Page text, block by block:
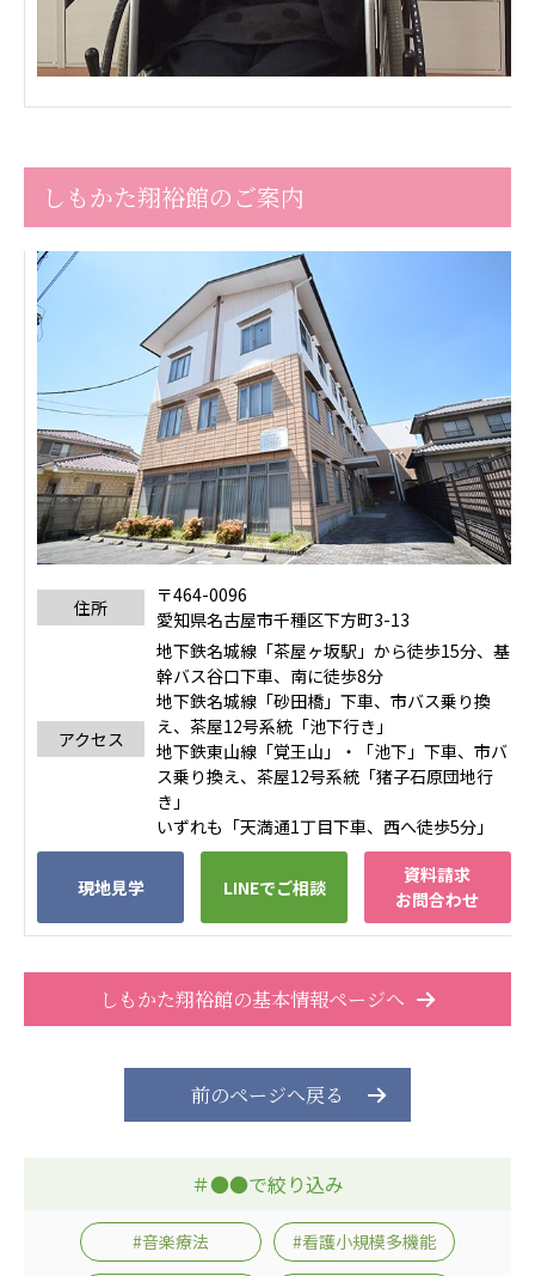
株式会社エネクト 株式会社 G.com R＆M
海外グループ会社
台灣善合股份有限公司
Hospital
クヴィアン小学校・カンボジア日本友好共生クヴ
ィアン中学校
カンボジア日本友好技術教育センター
NGO共生の家
G-COM JOINT STOCK COMPANY
海外子会社・合弁会社
瀋陽長者会
上海介護施設
広州谷豊園
しもかた翔裕館のご案内
住所
〒464-0096
愛知県名古屋市千種区下方町3-13
アクセス
地下鉄名城線「茶屋ヶ坂駅」から徒歩15分、基
幹バス谷口下車、南に徒歩8分
地下鉄名城線「砂田橋」下車、市バス乗り換
え、茶屋12号系統「池下行き」
地下鉄東山線「覚王山」・「池下」下車、市バ
ス乗り換え、茶屋12号系統「猪子石原団地行
き」
いずれも「天満通1丁目下車、西へ徒歩5分」
現地見学 LINEでご相談
資料請求
お問合わせ
しもかた翔裕館の基本情報ページへ
前のページへ戻る
＃●●で絞り込み
#音楽療法 #看護小規模多機能